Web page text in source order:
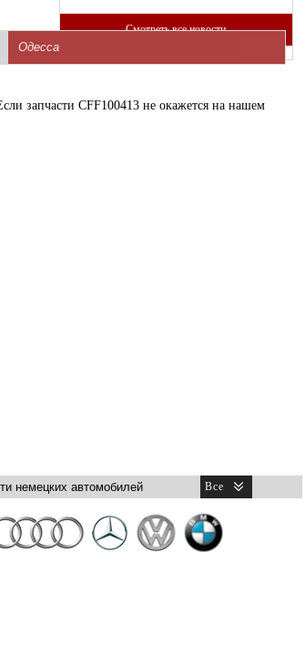
Смотреть все новости
запчасти CFF100413 не окажется на нашем